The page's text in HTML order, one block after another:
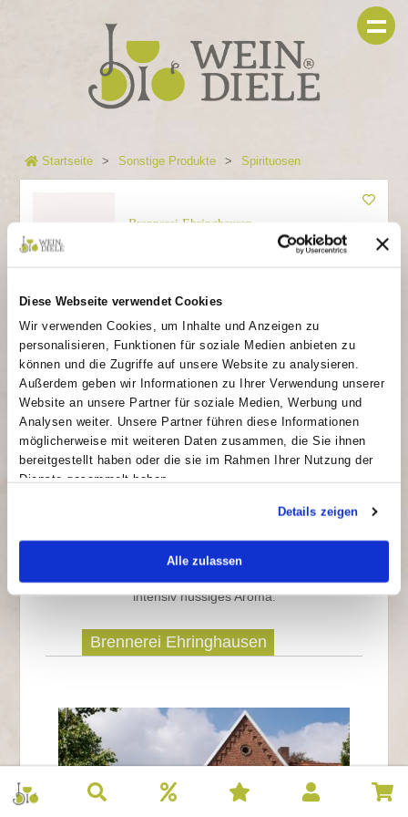
Diese Webseite verwendet Cookies
Wir verwenden Cookies, um Inhalte und Anzeigen zu
personalisieren, Funktionen für soziale Medien anbieten zu
können und die Zugriffe auf unsere Website zu analysieren.
Außerdem geben wir Informationen zu Ihrer Verwendung unserer
Website an unsere Partner für soziale Medien, Werbung und
Analysen weiter. Unsere Partner führen diese Informationen
möglicherweise mit weiteren Daten zusammen, die Sie ihnen
bereitgestellt haben oder die sie im Rahmen Ihrer Nutzung der
Dienste gesammelt haben.
Details zeigen
Alle zulassen
Startseite Sonstige Produkte Spirituosen
Brennerei Ehringhausen
Haselnussgeist
23,49 €
Nicht verfügbar
Inhalt: 0.2 L
Grundpreis:
Lieferzeit wird
nach Bestellung
ermittelt
Wir glauben zwar nicht an überirdische Kräfte, dem
unverwechselbaren Geschmack der Haselnuss
sind wir trotzdem verfallen
Nüsse werden geknackt, gehackt und schonend
geröstet. Dadurch verleihen sie diesem Geist sein
intensiv nussiges Aroma.
Brennerei Ehringhausen